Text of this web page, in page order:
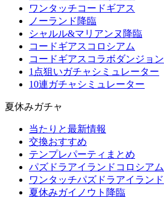
ワンタッチコードギアス
ノーランド降臨
シャルル&マリアンヌ降臨
コードギアスコロシアム
コードギアスコラボダンジョン
1点狙いガチャシミュレーター
10連ガチャシミュレーター
夏休みガチャ
当たりと最新情報
交換おすすめ
テンプレパーティまとめ
パズドラアイランドコロシアム
ワンタッチパズドラアイランド
夏休みガイノウト降臨